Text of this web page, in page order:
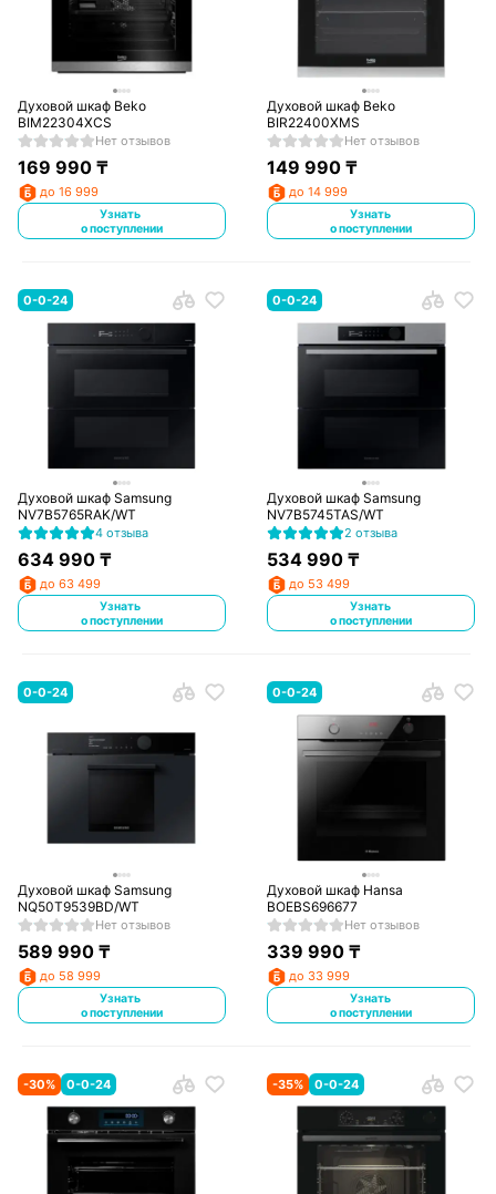
Духовой шкаф Beko
BIM22304XCS
Нет отзывов
169 990₸
до 16 999
Узнать
о поступлении
Духовой шкаф Beko
BIR22400XMS
Нет отзывов
149 990 ₸
до 14 999
Узнать
о поступлении
0-0-24
Духовой шкаф Samsung
NV7B5765RAK/WT
4 отзыва
634 990₸
до 63 499
Узнать
о поступлении
0-0-24
Духовой шкаф Samsung
NV7B5745TAS/WT
2 отзыва
534 990 ₸
до 53 499
Узнать
о поступлении
0-0-24
Духовой шкаф Samsung
NQ50T9539BD/WT
Нет отзывов
589 990₸
до 58 999
Узнать
о поступлении
0-0-24
Духовой шкаф Hansa
BOEBS696677
Нет отзывов
339 990 ₸
до 33 999
Узнать
о поступлении
-30% 0-0-24 -35% 0-0-24